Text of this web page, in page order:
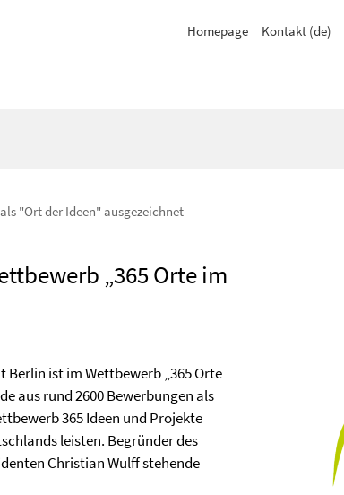
Homepage Kontakt (de)
"Ort der Ideen" ausgezeichnet
„365 Orte im
ist im Wettbewerb „365 Orte
aus rund 2600 Bewerbungen als
365 Ideen und Projekte
leisten. Begründer des
Christian Wulff stehende